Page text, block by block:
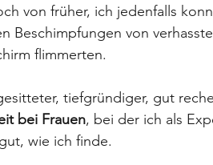
von früher, ich jedenfalls
Beschimpfungen von
flimmerten.
tiefgründiger, gut
bei Frauen, bei der ich als
wie ich finde.